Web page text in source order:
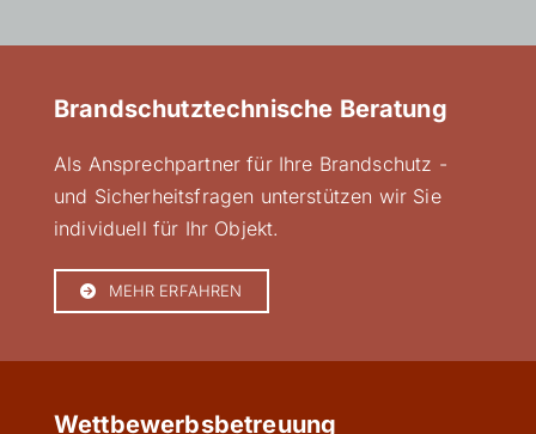
Brandschutztechnische Beratung
Als Ansprechpartner für Ihre Brandschutz -
und Sicherheitsfragen unterstützen wir Sie
individuell für Ihr Objekt.
MEHR ERFAHREN
Wettbewerbsbetreuung